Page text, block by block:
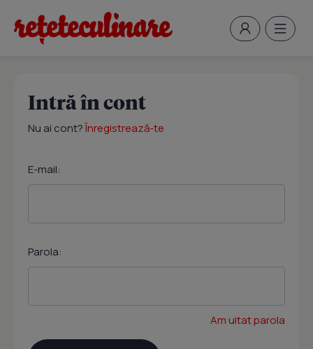
Intră în cont
Nu ai cont?Înregistrează-te
E-mail:
Parola:
Am uitat parola